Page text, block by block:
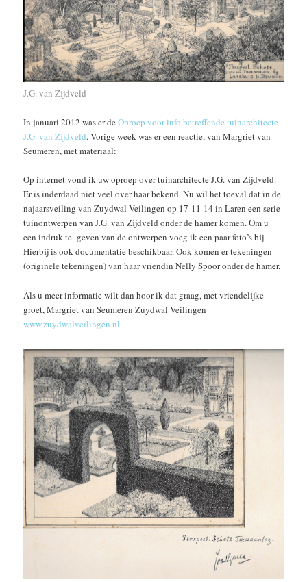
J.G. van Zijdveld
In januari 2012 was er deOproep voor info betreffende tuinarchitecte
J.G. van Zijdveld. Vorige week was er een reactie, van Margriet van
Seumeren, met materiaal:
Op internet vond ik uw oproep over tuinarchitecte J.G. van Zijdveld.
Er is inderdaad niet veel over haar bekend. Nu wil het toeval dat in de
najaarsveiling van Zuydwal Veilingen op 17-11-14 in Laren een serie
tuinontwerpen van J.G. van Zijdveld onder de hamer komen. Om u
een indruk te geven van de ontwerpen voeg ik een paar foto’s bij.
Hierbij is ook documentatie beschikbaar. Ook komen er tekeningen
(originele tekeningen) van haar vriendin Nelly Spoor onder de hamer.
Als u meer informatie wilt dan hoor ik dat graag, met vriendelijke
groet, Margriet van Seumeren Zuydwal Veilingen
www.zuydwalveilingen.nl